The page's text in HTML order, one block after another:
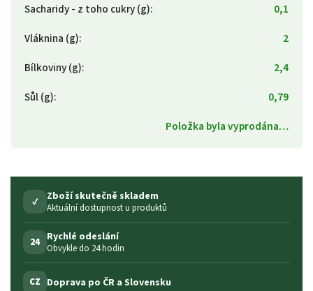
Sacharidy - z toho cukry (g):
0,1
Vláknina (g):
2
Bílkoviny (g):
2,4
Sůl (g):
0,79
Položka byla vyprodána…
✓ Zboží skutečně skladem
Aktuální dostupnost u produktů
24 Rychlé odeslání
Obvykle do 24 hodin
CZ Doprava po ČR a Slovensku